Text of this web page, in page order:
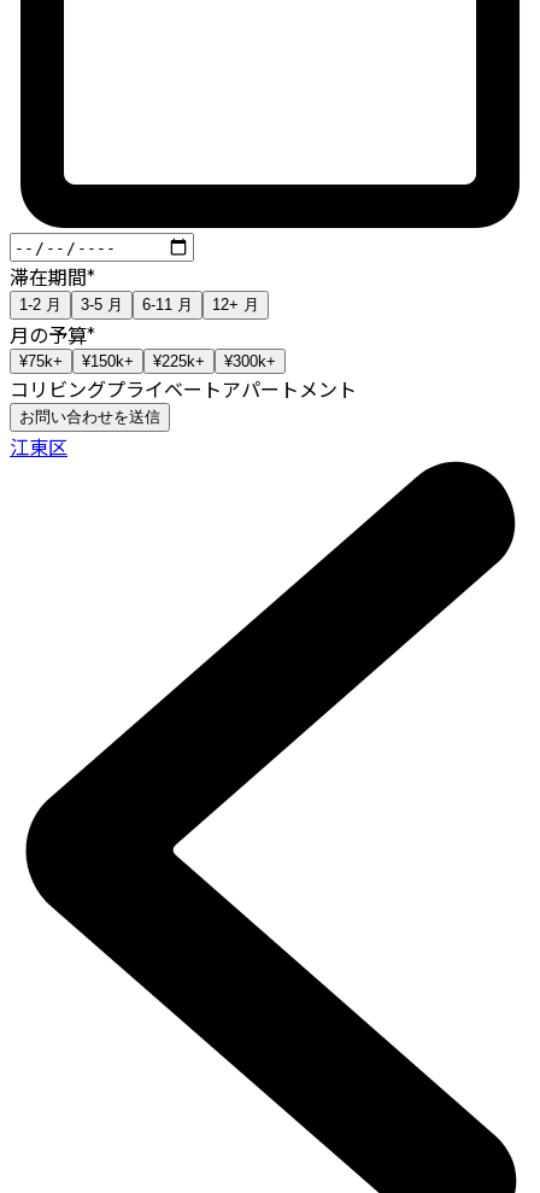
滞在期間*
1-2 月 3-5 月 6-11 月 12+ 月
月の予算*
¥75k+ ¥150k+ ¥225k+ ¥300k+
コリビングプライベートアパートメント
お問い合わせを送信
江東区